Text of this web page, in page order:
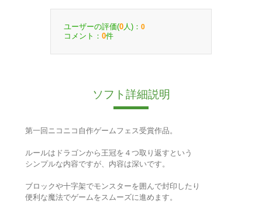
ユーザーの評価(0 人)： 0
コメント： 0件
ソフト詳細説明
第一回ニコニコ自作ゲームフェス受賞作品。
ルールはドラゴンから王冠を４つ取り返すという
シンプルな内容ですが、内容は深いです。
ブロックや十字架でモンスターを囲んで封印したり
便利な魔法でゲームをスムーズに進めます。